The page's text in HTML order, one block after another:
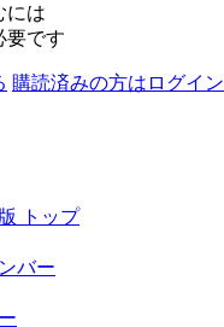
には
要です
購読済みの方はログイン
トップ
バー